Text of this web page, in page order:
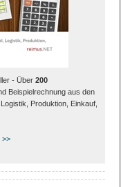
- Über 200
Beispielrechnung aus den
Produktion, Einkauf,
>>